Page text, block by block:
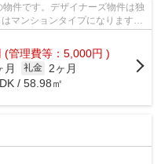
件です。デザイナーズ物件は独
マンションタイプになります。
(管理費等：5,000円 )
月 礼金
2ヶ月
/ 58.98㎡